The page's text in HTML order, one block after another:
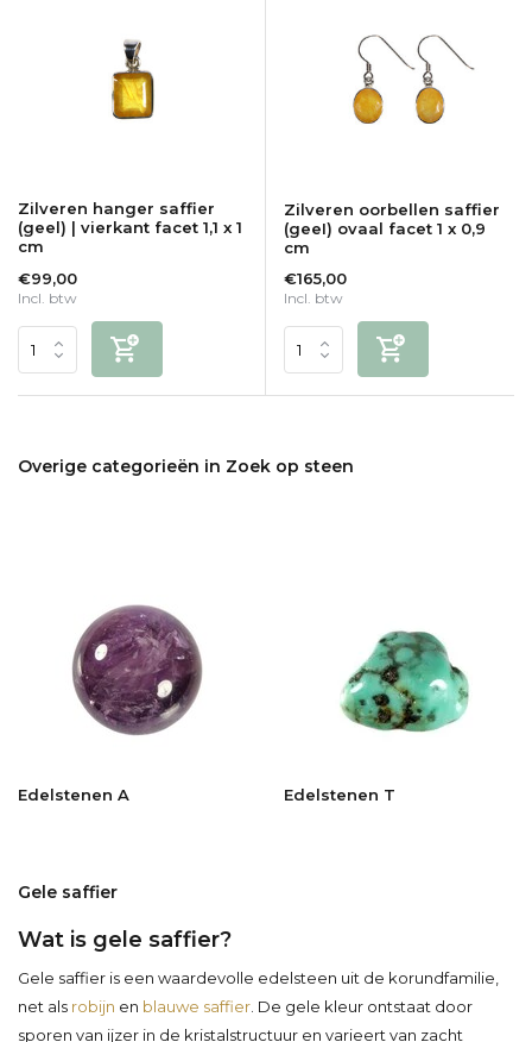
Zilveren hanger saffier
(geel) | vierkant facet 1,1 x 1
cm
€99,00
Incl. btw
Zilveren oorbellen saffier
(geeI) ovaal facet 1 x 0,9
cm
€165,00
Incl. btw
Overige categorieën in Zoek op steen
Edelstenen A Edelstenen T
Gele saffier
Wat is gele saffier?
Gele saffier is een waardevolle edelsteen uit de korundfamilie,
net als robijn en blauwe saffier . De gele kleur ontstaat door
sporen van ijzer in de kristalstructuur en varieert van zacht